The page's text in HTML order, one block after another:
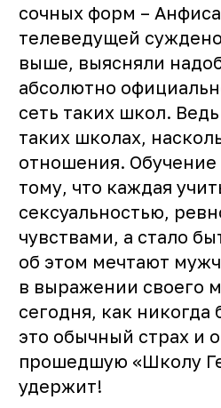
сочных форм –
телеведущей
выше, выясняли
абсолютно
сеть таких школ.
таких школах,
отношения.
тому, что каждая
сексуальностью,
чувствами, а стало
об этом мечтают
в выражении своего
сегодня, как
это обычный страх и
прошедшую «Школу
удержит!